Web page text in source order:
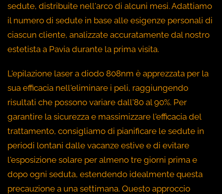
sedute, distribuite nell'arco di alcuni mesi. Adattiamo
il numero di sedute in base alle esigenze personali di
ciascun cliente, analizzate accuratamente dal nostro
estetista a Pavia durante la prima visita.
L'epilazione laser a diodo 808nm è apprezzata per la
sua efficacia nell'eliminare i peli, raggiungendo
risultati che possono variare dall'80 al 90%. Per
garantire la sicurezza e massimizzare l'efficacia del
trattamento, consigliamo di pianificare le sedute in
periodi lontani dalle vacanze estive e di evitare
l'esposizione solare per almeno tre giorni prima e
dopo ogni seduta, estendendo idealmente questa
precauzione a una settimana. Questo approccio